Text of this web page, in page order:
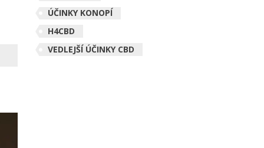
ÚČINKY KONOPÍ
H4CBD
VEDLEJŠÍ ÚČINKY CBD